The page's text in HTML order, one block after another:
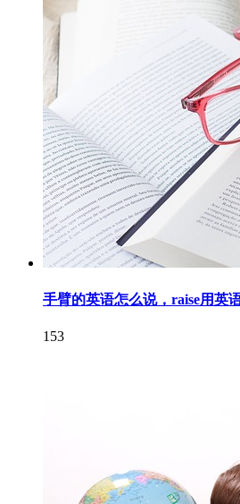
手臂的英语怎么说，raise用英
153